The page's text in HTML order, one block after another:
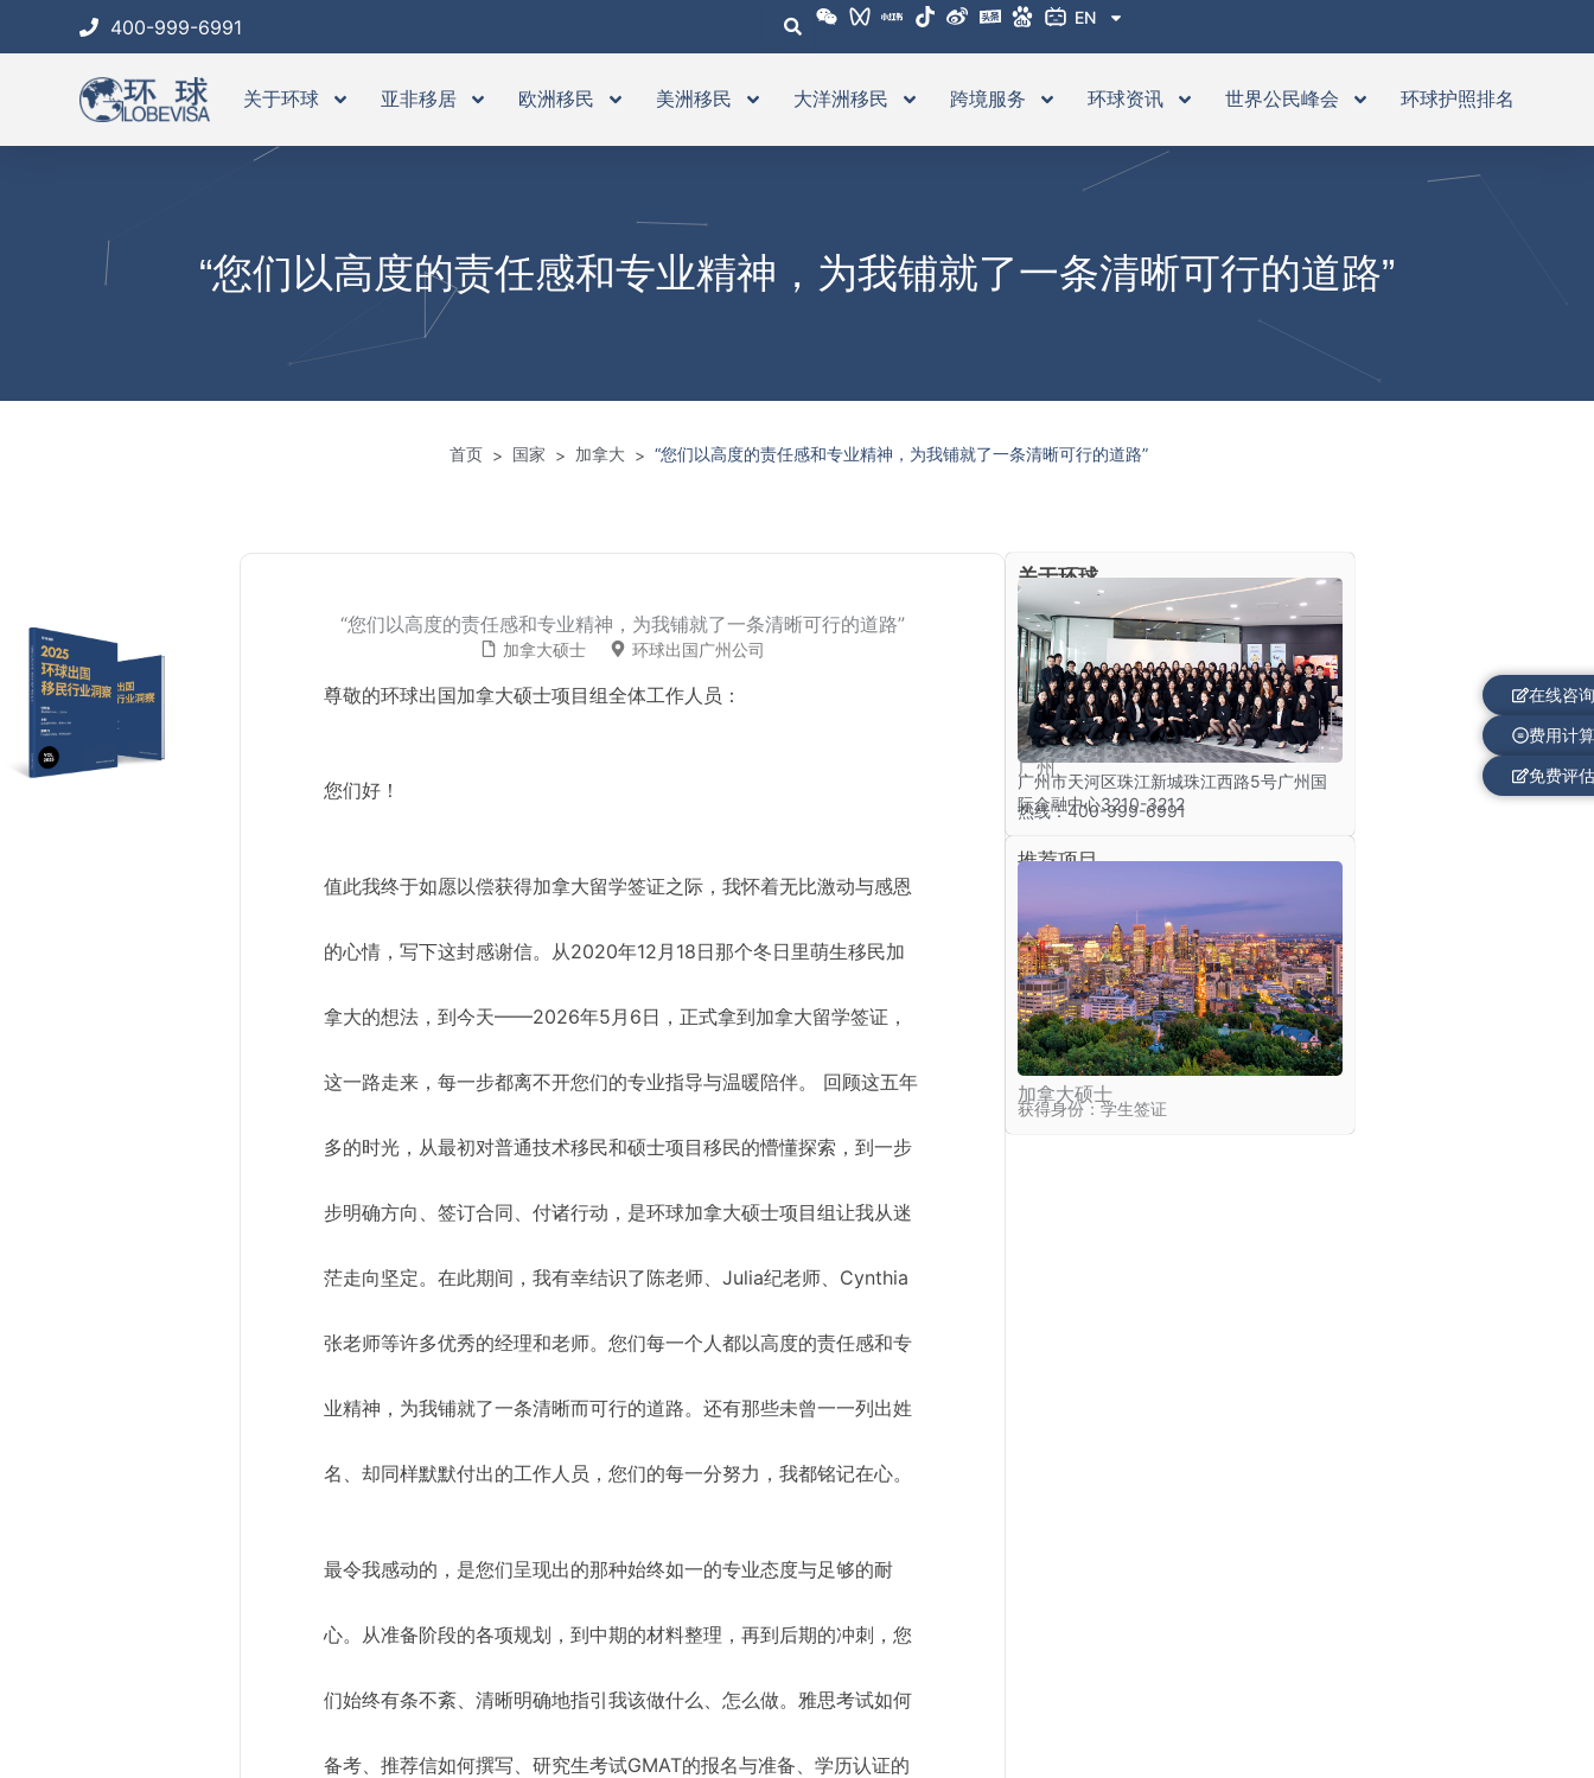
400-999-6991 EN
关于环球 亚非移居 欧洲移民 美洲移民 大洋洲移民 跨境服务 环球资讯 世界公民峰会 环球护照排名
“您们以高度的责任感和专业精神，为我铺就了一条清晰可行的道路”
首页 > 国家 > 加拿大 > “您们以高度的责任感和专业精神，为我铺就了一条清晰可行的道路”
“您们以高度的责任感和专业精神，为我铺就了一条清晰可行的道路”
加拿大硕士 环球出国广州公司
尊敬的环球出国加拿大硕士项目组全体工作人员：
您们好！
值此我终于如愿以偿获得加拿大留学签证之际，我怀着无比激动与感恩
的心情，写下这封感谢信。从2020年12月18日那个冬日里萌生移民加
拿大的想法，到今天——2026年5月6日，正式拿到加拿大留学签证，
这一路走来，每一步都离不开您们的专业指导与温暖陪伴。 回顾这五年
多的时光，从最初对普通技术移民和硕士项目移民的懵懂探索，到一步
步明确方向、签订合同、付诸行动，是环球加拿大硕士项目组让我从迷
茫走向坚定。在此期间，我有幸结识了陈老师、Julia纪老师、Cynthia
张老师等许多优秀的经理和老师。您们每一个人都以高度的责任感和专
业精神，为我铺就了一条清晰而可行的道路。还有那些未曾一一列出姓
名、却同样默默付出的工作人员，您们的每一分努力，我都铭记在心。
最令我感动的，是您们呈现出的那种始终如一的专业态度与足够的耐
心。从准备阶段的各项规划，到中期的材料整理，再到后期的冲刺，您
们始终有条不紊、清晰明确地指引我该做什么、怎么做。雅思考试如何
备考、推荐信如何撰写、研究生考试GMAT的报名与准备、学历认证的
关于环球
广州
广州市天河区珠江新城珠江西路5号广州国
际金融中心3210-3212
热线：400-999-6991
推荐项目
加拿大硕士
获得身份：学生签证
在线咨询
费用计算
免费评估